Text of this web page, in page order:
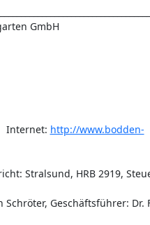
GmbH
Internet: http://www.bodden-
Stralsund, HRB 2919,
Geschäftsführer: Dr.